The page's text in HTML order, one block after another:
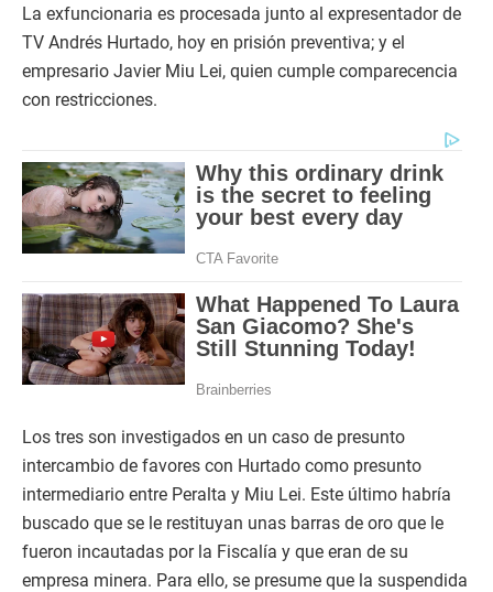
La exfuncionaria es procesada junto al expresentador de
TV Andrés Hurtado, hoy en prisión preventiva; y el
empresario Javier Miu Lei, quien cumple comparecencia
con restricciones.
Los tres son investigados en un caso de presunto
intercambio de favores con Hurtado como presunto
intermediario entre Peralta y Miu Lei. Este último habría
buscado que se le restituyan unas barras de oro que le
fueron incautadas por la Fiscalía y que eran de su
empresa minera. Para ello, se presume que la suspendida